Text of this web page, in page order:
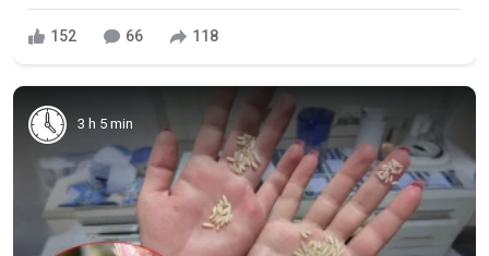
152 66 118
3 h 5 min